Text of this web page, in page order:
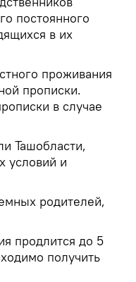
постоянного
в их
проживания
прописки.
в случае
Ташобласти,
условий и
родителей,
продлится до 5
получить